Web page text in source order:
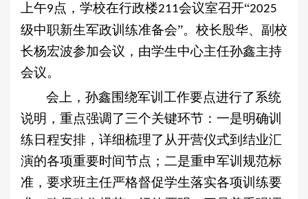
上午9点 ，学校在行政楼211会议室召开“2025
级中职新生军政训练准备会”。 校长殷华、 副校
长杨宏波参加会议，由学生中心主任孙鑫主持
会议。
会上，孙鑫围绕军训工作要点进行了系统
说明，重点强调了三个关键环节：一是明确训
练日程安排，详细梳理了从开营仪式到结业汇
演的各项重要时间节点；二是重申军训规范标
准，要求班主任严格督促学生落实各项训练要